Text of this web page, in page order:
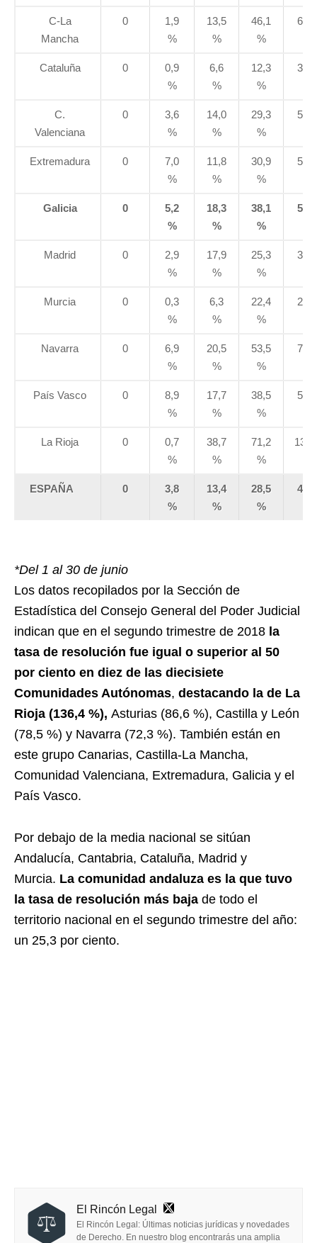
C-La
Mancha
0
1,9
%
13,5
%
46,1
%
61,5
Cataluña 0
0,9
%
6,6
%
12,3
%
31,0
C.
Valenciana
0
3,6
%
14,0
%
29,3
%
51,2
Extremadura 0
7,0
%
11,8
%
30,9
%
57,6
Galicia 0
5,2
%
18,3
%
38,1
%
50,0
Madrid 0
2,9
%
17,9
%
25,3
%
38,9
Murcia 0
0,3
%
6,3
%
22,4
%
29,4
Navarra 0
6,9
%
20,5
%
53,5
%
72,3
País Vasco 0
8,9
%
17,7
%
38,5
%
59,3
La Rioja 0
0,7
%
38,7
%
71,2
%
ESPAÑA 0
3,8
%
13,4
%
28,5
%
45,1
*Del 1 al 30 de junio
Los datos recopilados por la Sección de
Estadística del Consejo General del Poder Judicial
indican que en el segundo trimestre de 2018 la
tasa de resolución fue igual o superior al 50
por ciento en diez de las diecisiete
Comunidades Autónomas, destacando la de La
Rioja (136,4 %), Asturias (86,6 %), Castilla y León
(78,5 %) y Navarra (72,3 %). También están en
este grupo Canarias, Castilla-La Mancha,
Comunidad Valenciana, Extremadura, Galicia y el
País Vasco.
Por debajo de la media nacional se sitúan
Andalucía, Cantabria, Cataluña, Madrid y
Murcia. La comunidad andaluza es la que tuvo
la tasa de resolución más baja de todo el
territorio nacional en el segundo trimestre del año:
un 25,3 por ciento.
El Rincón Legal
El Rincón Legal: Últimas noticias jurídicas y novedades
de Derecho. En nuestro blog encontrarás una amplia